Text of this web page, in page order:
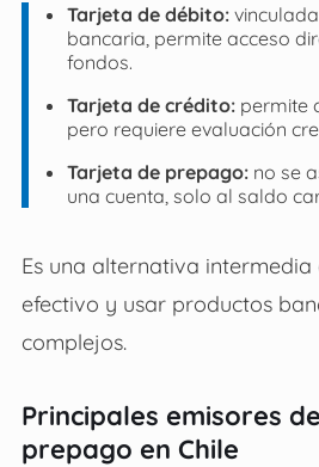
Tarjeta de débito:
bancaria, permite acceso
fondos.
Tarjeta de crédito:permite
pero requiere evaluación
Tarjeta de prepago:no se
una cuenta, solo al saldo
Es una alternativa
efectivo y usar productos
complejos.
Principales emisores
prepago en Chile